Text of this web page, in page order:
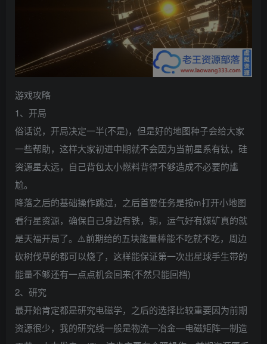
游戏攻略
1、开局
俗话说，开局决定一半(不是)，但是好的地图种子会给大家
一些帮助，这样大家初进中期就不会因为当前星系有钛，硅
资源星太远，自己背包太小燃料背得不够造成不必要的尴
尬。
降落之后的基础操作跳过，之后首要任务是按m打开小地图
看行星资源，确保自己身边有铁，铜，运气好有煤矿真的就
是天福开局了。⚠️前期给的五块能量棒能不吃就不吃，周边
砍树伐草的都可以烧了，这样能保证第一次出星球手生带的
能量不够还有一点点机会回来(不然只能回档)
2、研究
最开始肯定都是研究电磁学，之后的选择比较重要因为前期
资源很少，我的研究线一般是物流—冶金—电磁矩阵—制造